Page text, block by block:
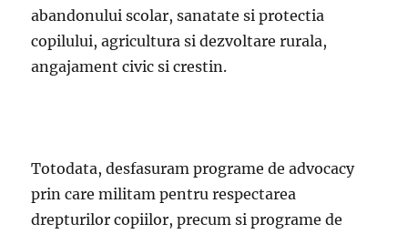
abandonului scolar, sanatate si protectia
copilului, agricultura si dezvoltare rurala,
angajament civic si crestin.
Totodata, desfasuram programe de advocacy
prin care militam pentru respectarea
drepturilor copiilor, precum si programe de